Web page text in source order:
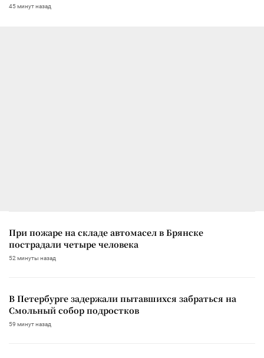
45 минут назад
При пожаре на складе автомасел в Брянске
пострадали четыре человека
52 минуты назад
В Петербурге задержали пытавшихся забраться на
Смольный собор подростков
59 минут назад